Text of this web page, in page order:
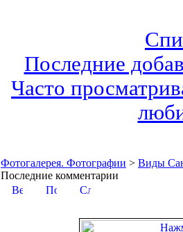
Последние
Часто
Фотогалерея. Фотографии > Виды
Последние комментарии